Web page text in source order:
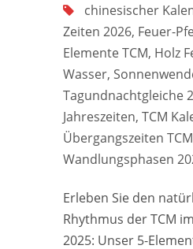
chinesischer
Zeiten 2026, Feuer-
Elemente TCM, Holz
Wasser,
Tagundnachtgleiche
Jahreszeiten, TCM
Übergangszeiten TCM
Wandlungsphasen
Erleben Sie den
Rhythmus der TCM
2025: Unser 5-